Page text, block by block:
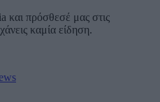
και πρόσθεσέ μας στις
καμία είδηση.